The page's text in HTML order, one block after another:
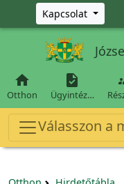
Ugrás a fő tartalomra
Kapcsolat

Otthon

Ügyintéz…
Válasszon a